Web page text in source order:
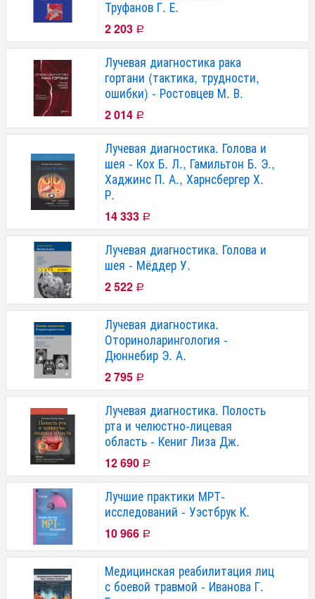
Труфанов Г. Е.
2 203 Р
Лучевая диагностика рака
гортани (тактика, трудности,
ошибки) - Ростовцев М. В.
2 014 Р
Лучевая диагностика. Голова и
шея - Кох Б. Л., Гамильтон Б. Э.,
Хаджинс П. А., Харнсбергер Х.
Р.
14 333 Р
Лучевая диагностика. Голова и
шея - Мёддер У.
2 522 Р
Лучевая диагностика.
Оториноларингология -
Дюннебир Э. А.
2 795 Р
Лучевая диагностика. Полость
рта и челюстно-лицевая
область - Кениг Лиза Дж.
12 690 Р
Лучшие практики МРТ-
исследований - Уэстбрук К.
10 966 Р
Медицинская реабилитация лиц
с боевой травмой - Иванова Г.